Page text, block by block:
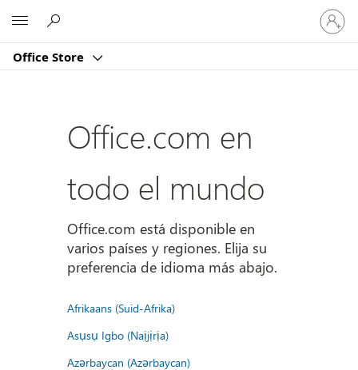
Office Store
Iniciar
sesión
en
cuenta
Office.com en
todo el mundo
Office.com está disponible en
varios países y regiones. Elija su
preferencia de idioma más abajo.
Afrikaans (Suid-Afrika)
Asụsụ Igbo (Naịjịrịa)
Azərbaycan (Azərbaycan)